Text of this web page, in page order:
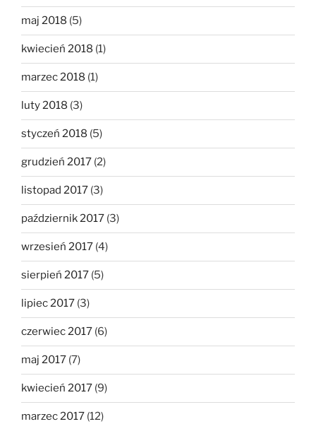
maj 2018 (5)
kwiecień 2018 (1)
marzec 2018 (1)
luty 2018 (3)
styczeń 2018 (5)
grudzień 2017 (2)
listopad 2017 (3)
październik 2017 (3)
wrzesień 2017 (4)
sierpień 2017 (5)
lipiec 2017 (3)
czerwiec 2017 (6)
maj 2017 (7)
kwiecień 2017 (9)
marzec 2017 (12)